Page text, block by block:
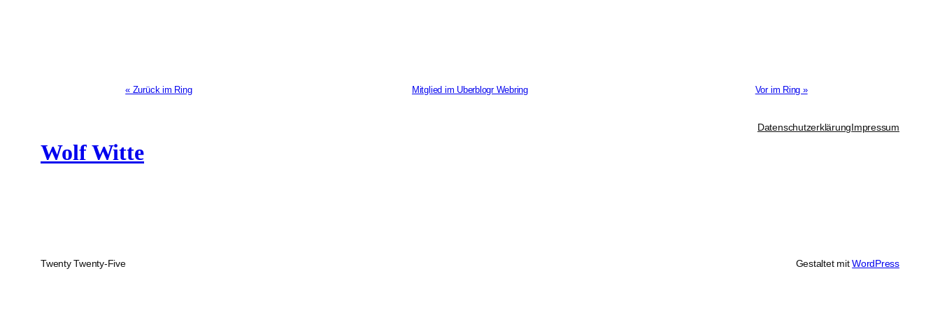
« Zurück im Ring Mitglied im Uberblogr Webring Vor im Ring »
Wolf Witte
DatenschutzerklärungImpressum
Twenty Twenty-Five Gestaltet mitWordPress